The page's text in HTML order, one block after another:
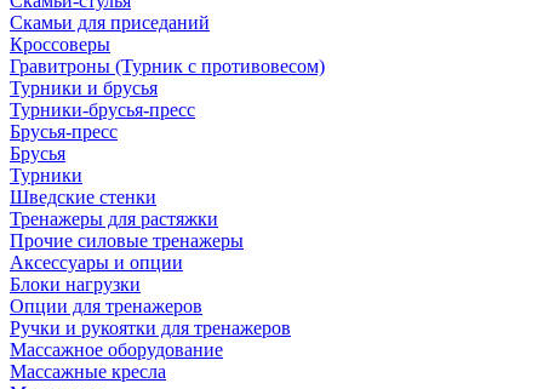
Скамьи для приседаний
Кроссоверы
Гравитроны (Турник с противовесом)
Турники и брусья
Турники-брусья-пресс
Брусья-пресс
Брусья
Турники
Шведские стенки
Тренажеры для растяжки
Прочие силовые тренажеры
Аксессуары и опции
Блоки нагрузки
Опции для тренажеров
Ручки и рукоятки для тренажеров
Массажное оборудование
Массажные кресла